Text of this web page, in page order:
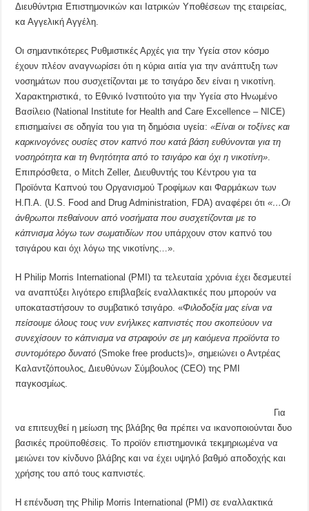
Διευθύντρια Επιστημονικών και Ιατρικών Υποθέσεων της εταιρείας,
κα Αγγελική Αγγέλη.
Οι σημαντικότερες Ρυθμιστικές Αρχές για την Υγεία στον κόσμο
έχουν πλέον αναγνωρίσει ότι η κύρια αιτία για την ανάπτυξη των
νοσημάτων που συσχετίζονται με το τσιγάρο δεν είναι η νικοτίνη.
Χαρακτηριστικά, τo Εθνικό Ινστιτούτο για την Υγεία στο Ηνωμένο
Βασίλειο (National Institute for Health and Care Excellence – NICE)
επισημαίνει σε οδηγία του για τη δημόσια υγεία:«Είναι οι τοξίνες και
καρκινογόνες ουσίες στον καπνό που κατά βάση ευθύνονται για τη
νοσηρότητα και τη θνητότητα από το τσιγάρο και όχι η νικοτίνη»
Επιπρόσθετα, o Mitch Zeller, Διευθυντής του Κέντρου για τα
Προϊόντα Καπνού του Οργανισμού Τροφίμων και Φαρμάκων των
Η.Π.Α. (U.S. Food and Drug Administration, FDA) αναφέρει ότι«…Οι
άνθρωποι πεθαίνουν από νοσήματα που συσχετίζονται με το
κάπνισμα λόγω των σωματιδίων πουυπάρχουν στον καπνό του
τσιγάρου και όχι λόγω της νικοτίνης…».
Η Philip Morris International (PMI) τα τελευταία χρόνια έχει δεσμευτεί
να αναπτύξει λιγότερο επιβλαβείς εναλλακτικές που μπορούν να
υποκαταστήσουν το συμβατικό τσιγάρο. «Φιλοδοξία μας είναι να
πείσουμε όλους τους νυν ενήλικες καπνιστές που σκοπεύουν να
συνεχίσουν το κάπνισμα να στραφούν σε μη καιόμενα προϊόντα το
συντομότερο δυνατό (Smoke free products)», σημειώνει ο Αντρέας
Καλαντζόπουλος, Διευθύνων Σύμβουλος (CEO) της PMI
παγκοσμίως.
Για
να επιτευχθεί η μείωση της βλάβης θα πρέπει να ικανοποιούνται δυο
βασικές προϋποθέσεις. Το προϊόν επιστημονικά τεκμηριωμένα να
μειώνει τον κίνδυνο βλάβης και να έχει υψηλό βαθμό αποδοχής και
χρήσης του από τους καπνιστές.
Η επένδυση της Philip Morris International (PMI) σε εναλλακτικά